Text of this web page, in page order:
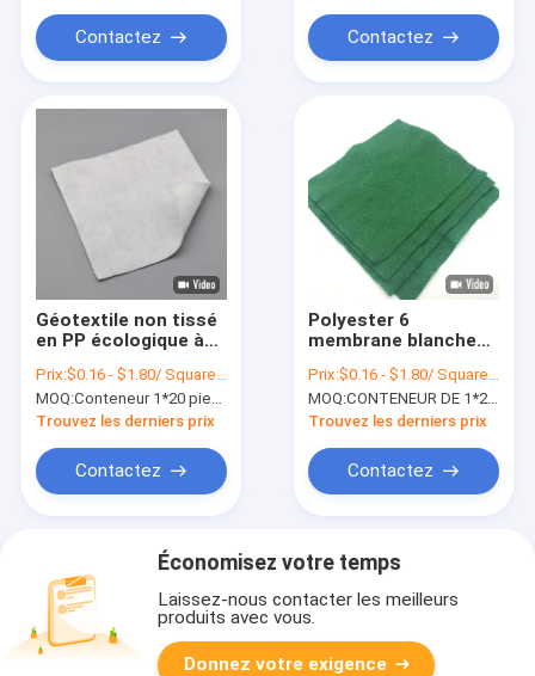
contrôle de l'érosion
et la protection
inondations
Contactez Contactez
Géotextile non tissé
en PP écologique à
base pour la lutte
contre l'érosion
côtière
Prix:$0.16 - $1.80/ Square Meter
MOQ:Conteneur 1*20 pieds
Trouvez les derniers prix
Contactez
Polyester 6
membrane blanche
géotextile du
géotextile 100-1000g
m2 d'once
Prix:$0.16 - $1.80/ Square Meter
MOQ:CONTENEUR DE 1*20FT
Trouvez les derniers prix
Contactez
Économisez votre temps
Laissez-nous contacter les meilleurs
produits avec vous.
Donnez votre exigence